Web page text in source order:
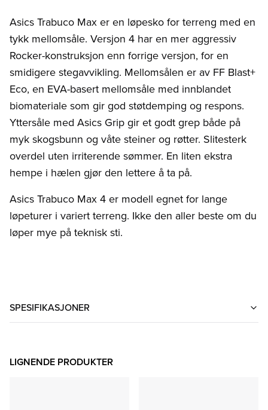
Asics Trabuco Max er en løpesko for terreng med en
tykk mellomsåle. Versjon 4 har en mer aggressiv
Rocker-konstruksjon enn forrige versjon, for en
smidigere stegavvikling. Mellomsålen er av FF Blast+
Eco, en EVA-basert mellomsåle med innblandet
biomateriale som gir god støtdemping og respons.
Yttersåle med Asics Grip gir et godt grep både på
myk skogsbunn og våte steiner og røtter. Slitesterk
overdel uten irriterende sømmer. En liten ekstra
hempe i hælen gjør den lettere å ta på.
Asics Trabuco Max 4 er modell egnet for lange
løpeturer i variert terreng. Ikke den aller beste om du
løper mye på teknisk sti.
SPESIFIKASJONER
LIGNENDE PRODUKTER